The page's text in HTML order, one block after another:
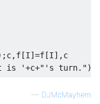
— DJMcMayhem